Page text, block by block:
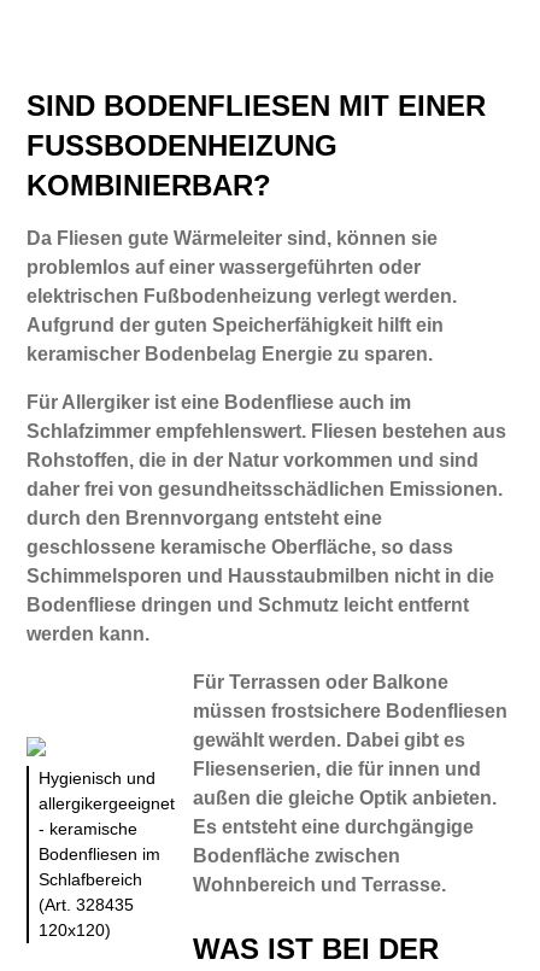
SIND BODENFLIESEN MIT EINER
FUSSBODENHEIZUNG
KOMBINIERBAR?
Da Fliesen gute Wärmeleiter sind, können sie
problemlos auf einer wassergeführten oder
elektrischen Fußbodenheizung verlegt werden.
Aufgrund der guten Speicherfähigkeit hilft ein
keramischer Bodenbelag Energie zu sparen.
Für Allergiker ist eine Bodenfliese auch im
Schlafzimmer empfehlenswert. Fliesen bestehen aus
Rohstoffen, die in der Natur vorkommen und sind
daher frei von gesundheitsschädlichen Emissionen.
durch den Brennvorgang entsteht eine
geschlossene keramische Oberfläche, so dass
Schimmelsporen und Hausstaubmilben nicht in die
Bodenfliese dringen und Schmutz leicht entfernt
werden kann.
Hygienisch und
allergikergeeignet
- keramische
Bodenfliesen im
Schlafbereich
(Art. 328435
120x120)
Für Terrassen oder Balkone
müssen frostsichere Bodenfliesen
gewählt werden. Dabei gibt es
Fliesenserien, die für innen und
außen die gleiche Optik anbieten.
Es entsteht eine durchgängige
Bodenfläche zwischen
Wohnbereich und Terrasse.
WAS IST BEI DER